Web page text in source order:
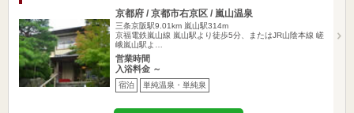
京都府 / 京都市右京区 / 嵐山温泉
三条京阪駅9.01km 嵐山駅314m
京福電鉄嵐山線 嵐山駅より徒歩5分、またはJR山陰本線 嵯
峨嵐山駅よ…
営業時間
入浴料金 ～
宿泊 単純温泉・単純泉